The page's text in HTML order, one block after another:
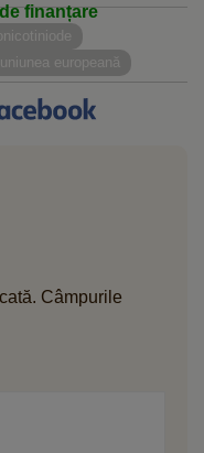
finanțare
uniunea europeană
Câmpurile